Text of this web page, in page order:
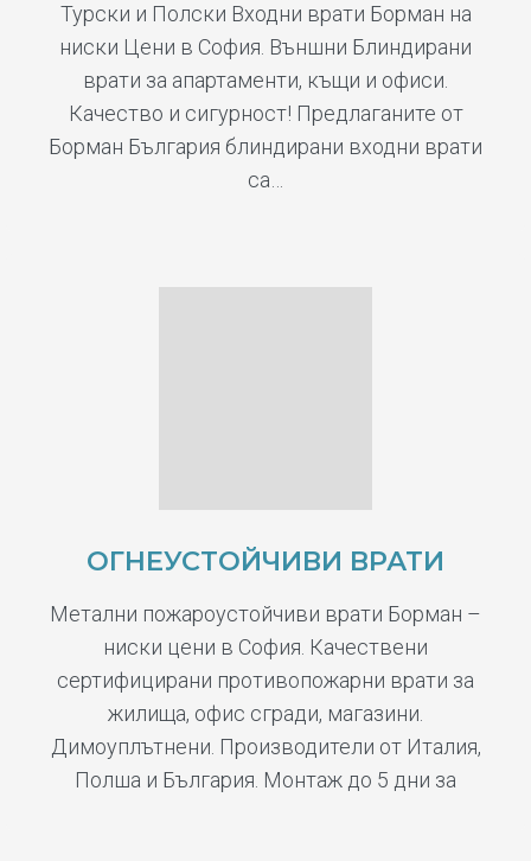
Турски и Полски Входни врати Борман на
ниски Цени в София. Външни Блиндирани
врати за апартаменти, къщи и офиси.
Качество и сигурност! Предлаганите от
Борман България блиндирани входни врати
са…
ОГНЕУСТОЙЧИВИ ВРАТИ
Метални пожароустойчиви врати Борман –
ниски цени в София. Качествени
сертифицирани противопожарни врати за
жилища, офис сгради, магазини.
Димоуплътнени. Производители от Италия,
Полша и България. Монтаж до 5 дни за